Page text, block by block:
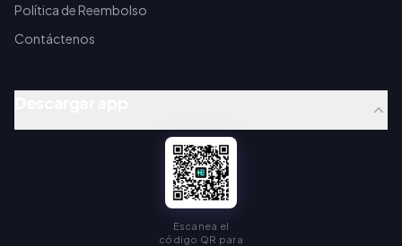
Política de Reembolso
Contáctenos
Escanea el
código QR para